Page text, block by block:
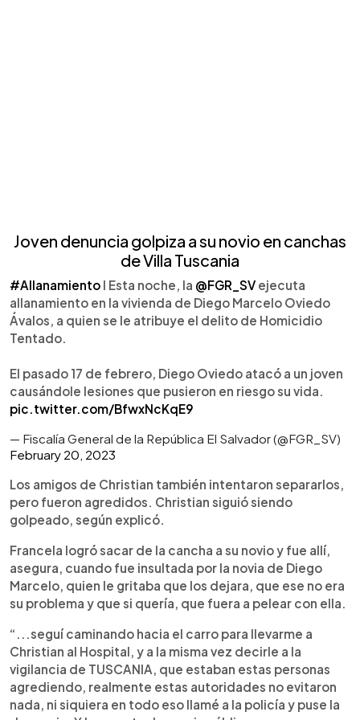
Joven denuncia golpiza a su novio en canchas
de Villa Tuscania
#Allanamiento I Esta noche, la @FGR_SV ejecuta
allanamiento en la vivienda de Diego Marcelo Oviedo
Ávalos, a quien se le atribuye el delito de Homicidio
Tentado.
El pasado 17 de febrero, Diego Oviedo atacó a un joven
causándole lesiones que pusieron en riesgo su vida.
pic.twitter.com/BfwxNcKqE9
— Fiscalía General de la República El Salvador (@FGR_SV)
February 20, 2023
Los amigos de Christian también intentaron separarlos,
pero fueron agredidos. Christian siguió siendo
golpeado, según explicó.
Francela logró sacar de la cancha a su novio y fue allí,
asegura, cuando fue insultada por la novia de Diego
Marcelo, quien le gritaba que los dejara, que ese no era
su problema y que si quería, que fuera a pelear con ella.
“...seguí caminando hacia el carro para llevarme a
Christian al Hospital, y a la misma vez decirle a la
vigilancia de TUSCANIA, que estaban estas personas
agrediendo, realmente estas autoridades no evitaron
nada, ni siquiera en todo eso llamé a la policía y puse la